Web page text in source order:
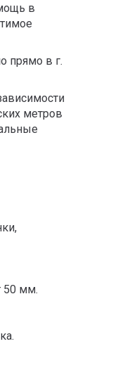
в
прямо в г.
метров
50 мм.